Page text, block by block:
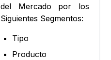
del Mercado por los
Siguientes Segmentos:
Tipo
Producto